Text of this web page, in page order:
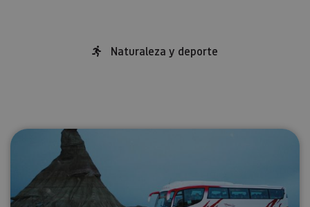
Naturaleza y deporte